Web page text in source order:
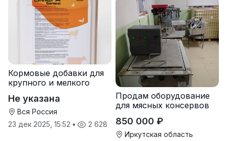
Кормовые добавки для
крупного и мелкого
Не указана
Вся Россия
23 дек 2025, 15:52 • 2 628
Продам оборудование
для мясных консервов
850 000 ₽
Иркутская область